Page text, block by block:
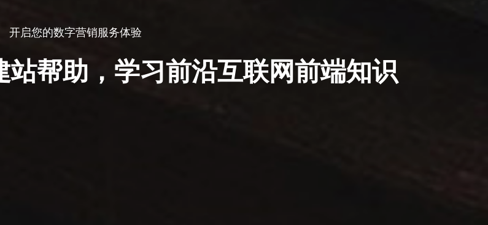
开启您的数字营销服务体验
站帮助，学习前沿互联网前端知识